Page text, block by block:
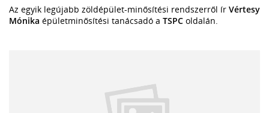
Az egyik legújabb zöldépület-minősítési rendszerről ír Vértesy
Mónika épületminősítési tanácsadó a TSPC oldalán.